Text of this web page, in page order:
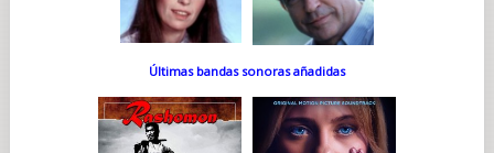
Últimas bandas sonoras añadidas